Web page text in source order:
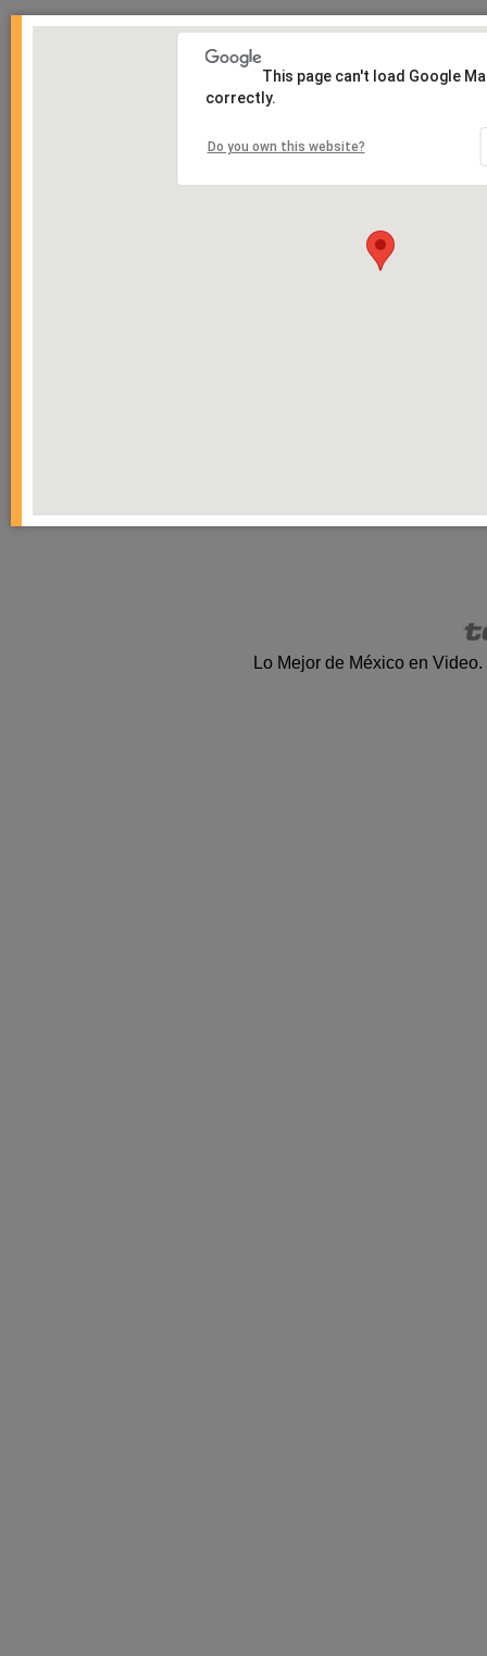
This page can't load Google
correctly.
Do you own this website?
Lo Mejor de México en